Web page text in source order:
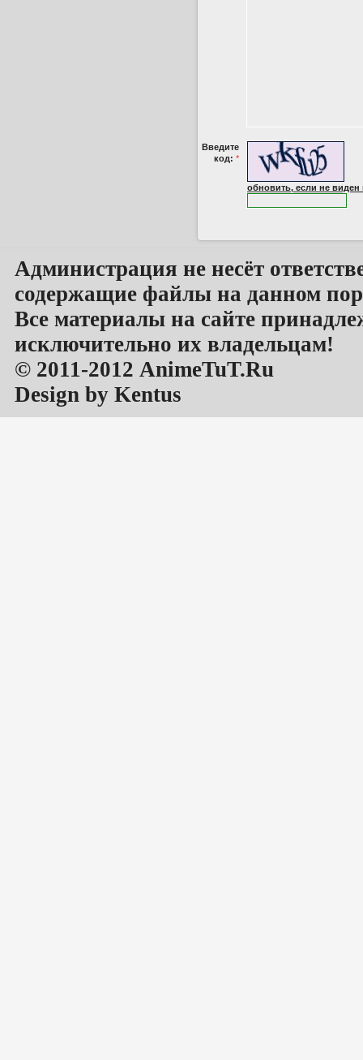
Введите
код: *
обновить, если не виден
Администрация не несёт
содержащие файлы на данном
Все материалы на сайте
исключительно их владельцам!
© 2011-2012 AnimeTuT.Ru
Design by Kentus